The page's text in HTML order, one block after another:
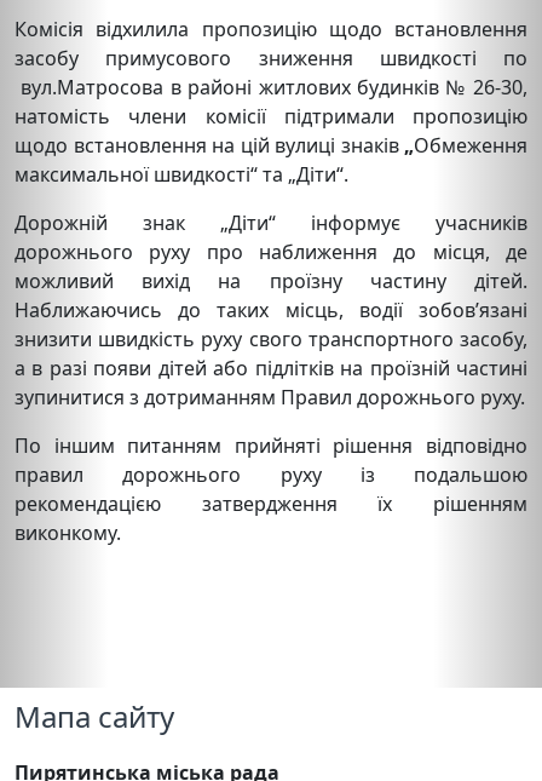
Комісія відхилила пропозицію щодо встановлення
засобу примусового зниження швидкості по
вул.Матросова в районі житлових будинків № 26-30,
натомість члени комісії підтримали пропозицію
щодо встановлення на цій вулиці знаків „Обмеження
максимальної швидкості“ та „Діти“.
Дорожній знак „Діти“ інформує учасників
дорожнього руху про наближення до місця, де
можливий вихід на проїзну частину дітей.
Наближаючись до таких місць, водії зобов’язані
знизити швидкість руху свого транспортного засобу,
а в разі появи дітей або підлітків на проїзній частині
зупинитися з дотриманням Правил дорожнього руху.
По іншим питанням прийняті рішення відповідно
правил дорожнього руху із подальшою
рекомендацією затвердження їх рішенням
виконкому.
Мапа сайту
Пирятинська міська рада